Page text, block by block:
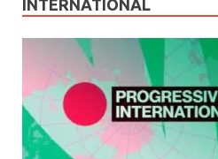
INTERNATIONAL